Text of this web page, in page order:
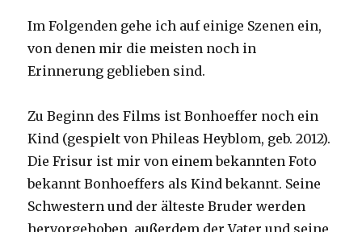
Im Folgenden gehe ich auf einige Szenen ein,
von denen mir die meisten noch in
Erinnerung geblieben sind.
Zu Beginn des Films ist Bonhoeffer noch ein
Kind (gespielt von Phileas Heyblom, geb. 2012).
Die Frisur ist mir von einem bekannten Foto
bekannt Bonhoeffers als Kind bekannt. Seine
Schwestern und der älteste Bruder werden
hervorgehoben, außerdem der Vater und seine